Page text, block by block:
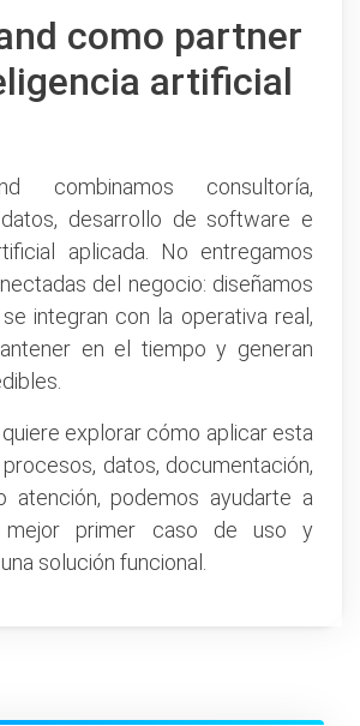
como partner
artificial
combinamos consultoría,
desarrollo de software e
aplicada. No entregamos
del negocio: diseñamos
integran con la operativa real,
en el tiempo y generan
explorar cómo aplicar esta
datos, documentación,
atención, podemos ayudarte a
mejor primer caso de uso y
solución funcional.